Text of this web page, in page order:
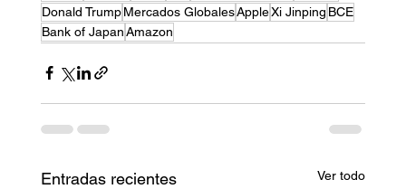
Donald Trump Mercados GlobalesAppleXi Jinping BCE
Bank of JapanAmazon
Entradas recientes Ver todo